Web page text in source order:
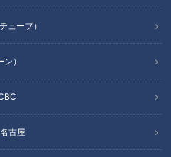
ューブ）
）
古屋
仮死状態で生まれて館長らが蘇
生も…“奇跡のアシカ”日向くん
はその館長が嫌い「慕われてみ
熱さで服が溶ける？！燃え盛る